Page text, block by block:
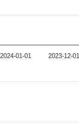
2024-01-01 2023-12-01